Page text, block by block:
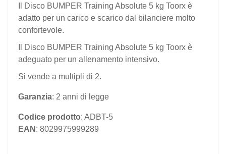
Il Disco BUMPER Training Absolute 5 kg Toorx è
adatto per un carico e scarico dal bilanciere molto
confortevole.
Il Disco BUMPER Training Absolute 5 kg Toorx è
adeguato per un allenamento intensivo.
Si vende a multipli di 2.
Garanzia: 2 anni di legge
Codice prodotto: ADBT-5
EAN : 8029975999289